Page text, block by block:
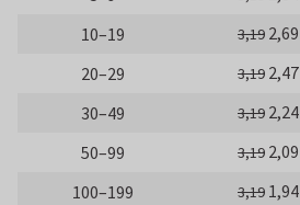
10–19
3,19 2,69
20–29
3,19 2,47
30–49
3,19 2,24
50–99
3,19 2,09
100–199
3,19 1,94